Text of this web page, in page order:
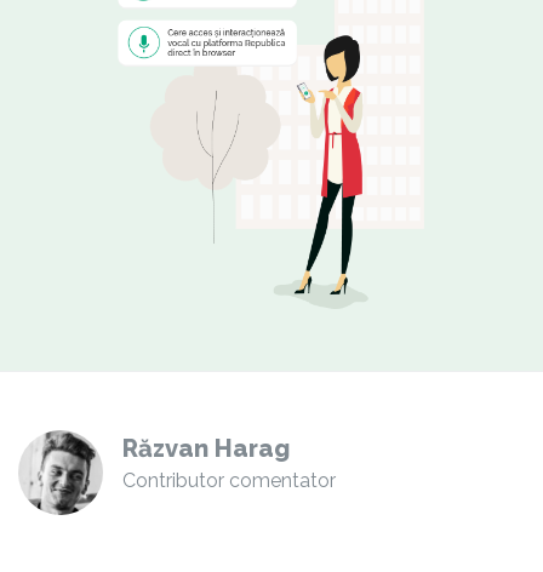
Răzvan Harag
Contributor comentator